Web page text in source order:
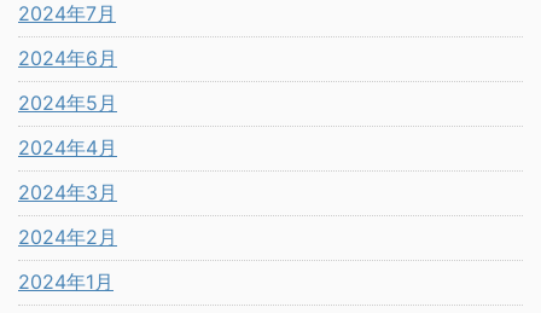
2024年7月
2024年6月
2024年5月
2024年4月
2024年3月
2024年2月
2024年1月